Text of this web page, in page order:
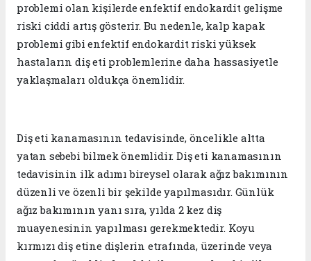
problemi olan kişilerde enfektif endokardit gelişme
riski ciddi artış gösterir. Bu nedenle, kalp kapak
problemi gibi enfektif endokardit riski yüksek
hastaların diş eti problemlerine daha hassasiyetle
yaklaşmaları oldukça önemlidir.
Diş eti kanamasının tedavisinde, öncelikle altta
yatan sebebi bilmek önemlidir. Diş eti kanamasının
tedavisinin ilk adımı bireysel olarak ağız bakımının
düzenli ve özenli bir şekilde yapılmasıdır. Günlük
ağız bakımının yanı sıra, yılda 2 kez diş
muayenesinin yapılması gerekmektedir. Koyu
kırmızı diş etine dişlerin etrafında, üzerinde veya